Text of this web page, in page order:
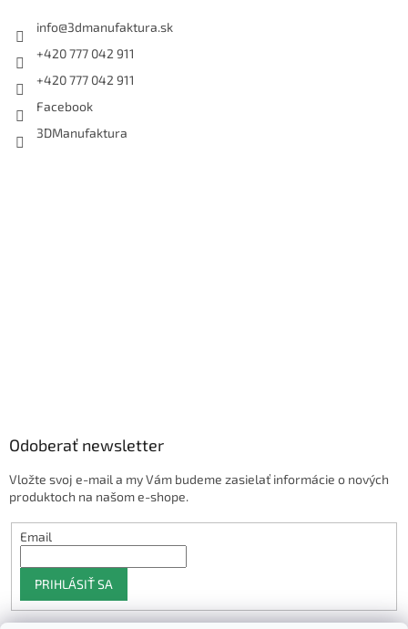
info@3dmanufaktura.sk
+420 777 042 911
+420 777 042 911
Facebook
3DManufaktura
Odoberať newsletter
Vložte svoj e-mail a my Vám budeme zasielať informácie o nových
produktoch na našom e-shope.
Email
PRIHLÁSIŤ SA